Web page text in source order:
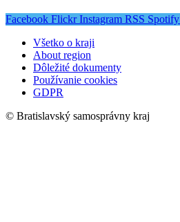
Facebook Flickr Instagram RSS Spotify
Všetko o kraji
About region
Dôležité dokumenty
Používanie cookies
GDPR
© Bratislavský samosprávny kraj